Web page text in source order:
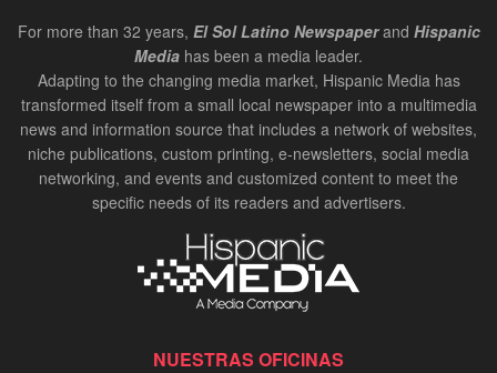
For more than 32 years, El Sol Latino Newspaperand Hispanic
Media has been a media leader.
Adapting to the changing media market, Hispanic Media has
transformed itself from a small local newspaper into a multimedia
news and information source that includes a network of websites,
niche publications, custom printing, e-newsletters, social media
networking, and events and customized content to meet the
specific needs of its readers and advertisers.
NUESTRAS OFICINAS